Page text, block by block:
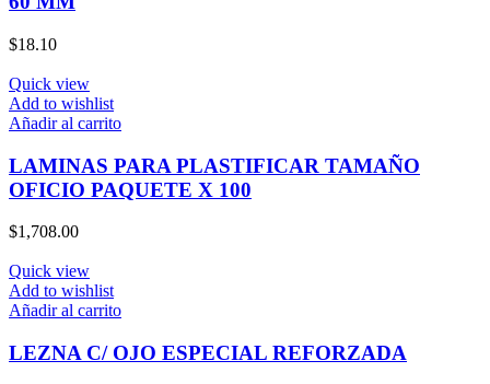
$18.10
Quick view
Add to wishlist
Añadir al carrito
LAMINAS PARA PLASTIFICAR TAMAÑO
OFICIO PAQUETE X 100
$1,708.00
Quick view
Add to wishlist
Añadir al carrito
LEZNA C/ OJO ESPECIAL REFORZADA